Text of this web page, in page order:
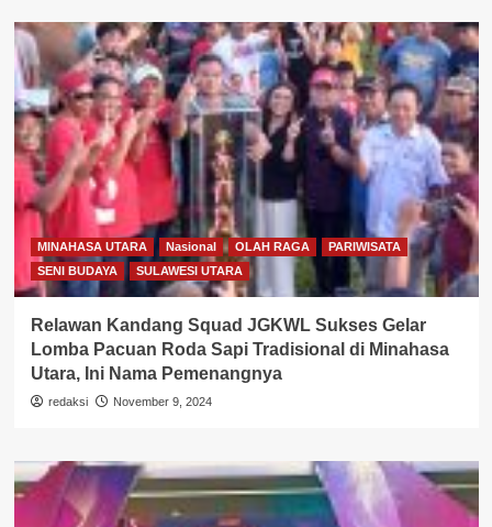
MINAHASA UTARA Nasional OLAH RAGA
PARIWISATA
SENI BUDAYA
SULAWESI UTARA
Relawan Kandang Squad JGKWL Sukses Gelar
Lomba Pacuan Roda Sapi Tradisional di Minahasa
Utara, Ini Nama Pemenangnya
redaksi November 9, 2024